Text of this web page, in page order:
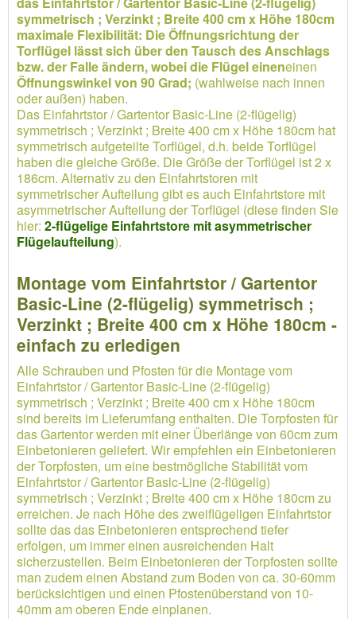
symmetrisch ; Verzinkt ; Breite 400 cm x Höhe 180cm
maximale Flexibilität: Die Öffnungsrichtung der
Torflügel lässt sich über den Tausch des Anschlags
bzw. der Falle ändern, wobei die Flügel eineneinen
Öffnungswinkel von 90 Grad; (wahlweise nach innen
oder außen) haben.
Das Einfahrtstor / Gartentor Basic-Line (2-flügelig)
symmetrisch ; Verzinkt ; Breite 400 cm x Höhe 180cm hat
symmetrisch aufgeteilte Torflügel, d.h. beide Torflügel
haben die gleiche Größe. Die Größe der Torflügel ist 2 x
186cm. Alternativ zu den Einfahrtstoren mit
symmetrischer Aufteilung gibt es auch Einfahrtstore mit
asymmetrischer Aufteilung der Torflügel (diese finden Sie
hier: 2-flügelige Einfahrtstore mit asymmetrischer
Flügelaufteilung).
Montage vom Einfahrtstor / Gartentor
Basic-Line (2-flügelig) symmetrisch ;
Verzinkt ; Breite 400 cm x Höhe 180cm -
einfach zu erledigen
Alle Schrauben und Pfosten für die Montage vom
Einfahrtstor / Gartentor Basic-Line (2-flügelig)
symmetrisch ; Verzinkt ; Breite 400 cm x Höhe 180cm
sind bereits im Lieferumfang enthalten. Die Torpfosten für
das Gartentor werden mit einer Überlänge von 60cm zum
Einbetonieren geliefert. Wir empfehlen ein Einbetonieren
der Torpfosten, um eine bestmögliche Stabilität vom
Einfahrtstor / Gartentor Basic-Line (2-flügelig)
symmetrisch ; Verzinkt ; Breite 400 cm x Höhe 180cm zu
erreichen. Je nach Höhe des zweiflügeligen Einfahrtstor
sollte das das Einbetonieren entsprechend tiefer
erfolgen, um immer einen ausreichenden Halt
sicherzustellen. Beim Einbetonieren der Torpfosten sollte
man zudem einen Abstand zum Boden von ca. 30-60mm
berücksichtigen und einen Pfostenüberstand von 10-
40mm am oberen Ende einplanen.